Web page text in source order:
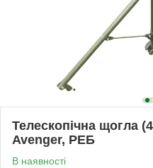
Телескопічна щогла
Avenger, РЕБ
В наявності